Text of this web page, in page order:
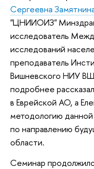
Сергеевна
"ЦНИИОИЗ"
исследователь
исследований
преподаватель
Вишневского НИУ
подробнее
в Еврейской АО, а
методологию
по направлению
области.
Семинар